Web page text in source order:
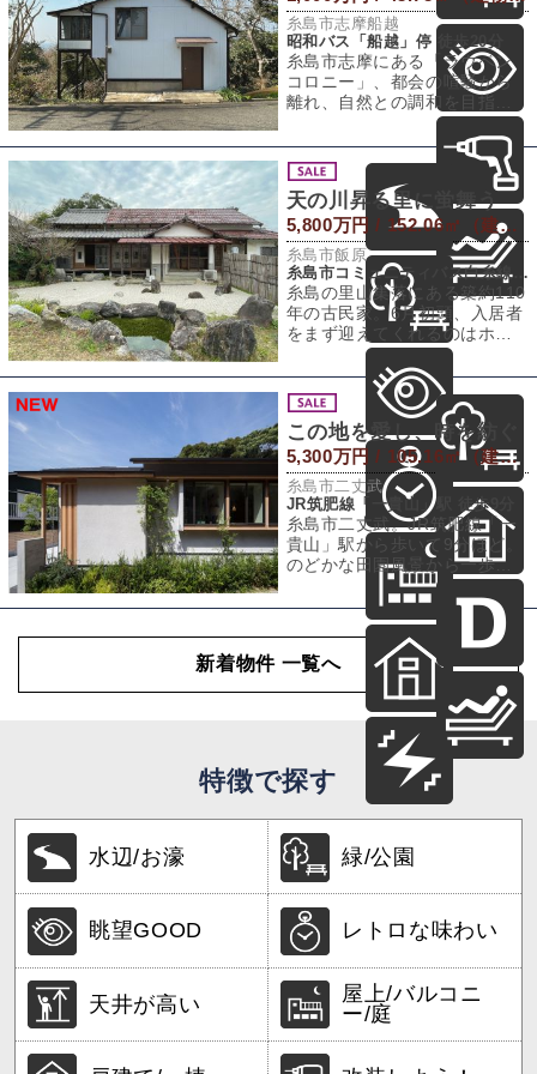
糸島市志摩船越
昭和バス「船越」停 徒歩20分
糸島市志摩にある「ラウベン
コロニー」、都会の喧騒から
離れ、自然との調和を目指す
場所として、なんと昭和４３
年からスタートし
天の川昇る里に蛍舞う
5,800万円 / 152.06㎡（建物） 1,588㎡（敷地）
糸島市飯原
糸島市コミュニティバス白糸線「飯原口」停 徒歩10分
糸島の里山集落にある築約110
年の古民家。6月初頭、入居者
をまず迎えてくれるのはホタ
ルの乱舞。渓流のせせらぎが
涼を運ぶ夏
この地を愛し、時を紡ぐ
5,300万円 / 105.16㎡（建物） 338.89㎡（敷地）
糸島市二丈武
JR筑肥線「一貴山」駅 徒歩9分
糸島市二丈武。JR筑肥線「一
貴山」駅から歩いて9分ほど。
のどかな田園風景から一歩入
った住宅街に、その平家は静
かに佇んでい
新着物件 一覧へ
特徴で探す
水辺/お濠 緑/公園
眺望GOOD レトロな味わい
天井が高い
屋上/バルコニ
ー/庭